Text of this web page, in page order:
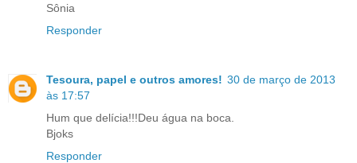
Sônia
Responder
Tesoura, papel e outros amores! 30 de março de 2013
às 17:57
Hum que delícia!!!Deu água na boca.
Bjoks
Responder